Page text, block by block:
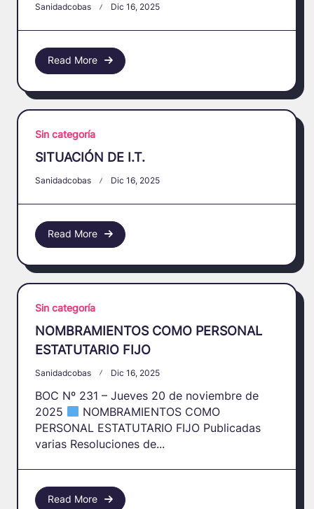
Sanidadcobas Dic 16, 2025
Read More
Sin categoría
SITUACIÓN DE I.T.
Sanidadcobas Dic 16, 2025
Read More
Sin categoría
NOMBRAMIENTOS COMO PERSONAL
ESTATUTARIO FIJO
Sanidadcobas Dic 16, 2025
BOC Nº 231 – Jueves 20 de noviembre de
2025
NOMBRAMIENTOS COMO
PERSONAL ESTATUTARIO FIJO Publicadas
varias Resoluciones de...
Read More